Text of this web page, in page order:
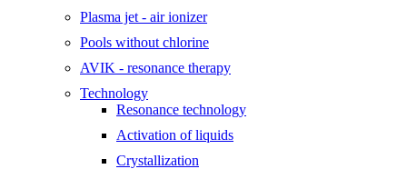
Plasma jet - air ionizer
Pools without chlorine
AVIK - resonance therapy
Technology
Resonance technology
Activation of liquids
Crystallization